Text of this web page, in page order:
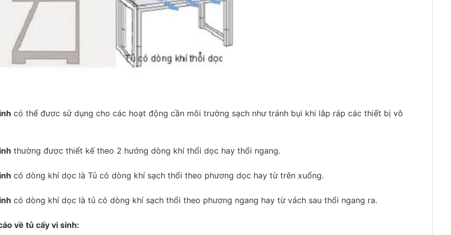
có thể đươc sử dụng cho các hoạt động cần môi trường sạch như tránh bụi khi lắp ráp các thiết bị vô
thường được thiết kế theo 2 hướng dòng khí thổi dọc hay thổi ngang.
có dòng khí dọc là Tủ có dòng khí sạch thổi theo phương dọc hay từ trên xuống.
có dòng khí dọc là tủ có dòng khí sạch thổi theo phương ngang hay từ vách sau thổi ngang ra.
về tủ cấy vi sinh: